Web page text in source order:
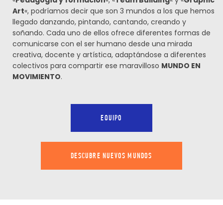
Art«, podríamos decir que son 3 mundos a los que hemos
llegado danzando, pintando, cantando, creando y
soñando. Cada uno de ellos ofrece diferentes formas de
comunicarse con el ser humano desde una mirada
creativa, docente y artística, adaptándose a diferentes
colectivos para compartir ese maravilloso MUNDO EN
MOVIMIENTO.
EQUIPO
DESCUBRE NUEVOS MUNDOS